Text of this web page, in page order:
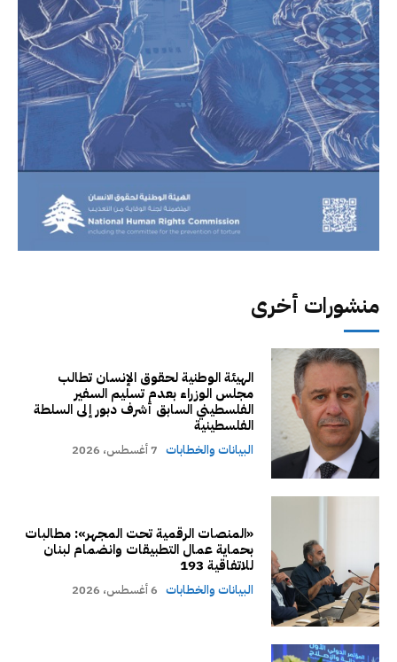
منشورات أخرى
الهيئة الوطنية لحقوق الإنسان تطالب
مجلس الوزراء بعدم تسليم السفير
الفلسطيني السابق أشرف دبور إلى السلطة
الفلسطينية
البيانات والخطابات 7 أغسطس، 2026
«المنصات الرقمية تحت المجهر»: مطالبات
بحماية عمال التطبيقات وانضمام لبنان
للاتفاقية 193
البيانات والخطابات 6 أغسطس، 2026